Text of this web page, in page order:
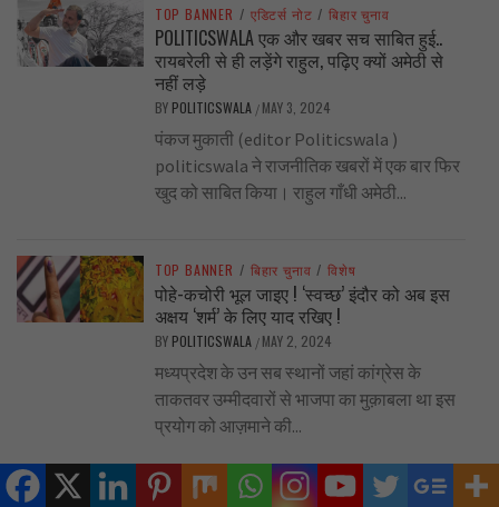
TOP BANNER / एडिटर्स नोट / बिहार चुनाव
POLITICSWALA एक और खबर सच साबित हुई..
रायबरेली से ही लड़ेंगे राहुल, पढ़िए क्यों अमेठी से
नहीं लड़े
BY POLITICSWALA / MAY 3, 2024
पंकज मुकाती (editor Politicswala )
politicswala ने राजनीतिक खबरों में एक बार फिर
खुद को साबित किया। राहुल गाँधी अमेठी...
TOP BANNER / बिहार चुनाव / विशेष
पोहे-कचोरी भूल जाइए ! ‘स्वच्छ’ इंदौर को अब इस
अक्षय ‘शर्म’ के लिए याद रखिए !
BY POLITICSWALA / MAY 2, 2024
मध्यप्रदेश के उन सब स्थानों जहां कांग्रेस के
ताकतवर उम्मीदवारों से भाजपा का मुक़ाबला था इस
प्रयोग को आज़माने की...